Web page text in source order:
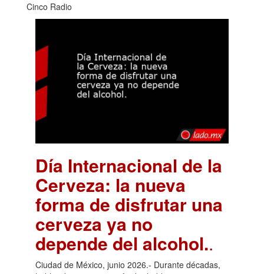
Cinco Radio
Día Internacional de la
Cerveza: la nueva
forma de disfrutar una
cerveza ya no
depende del alcohol..
Ciudad de México, junio 2026.- Durante décadas,